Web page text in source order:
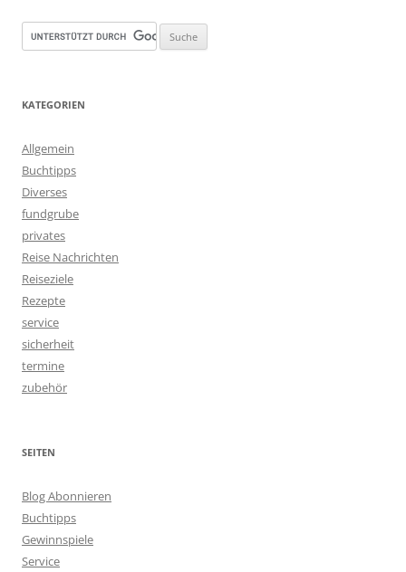
KATEGORIEN
Allgemein
Buchtipps
Diverses
fundgrube
privates
Reise Nachrichten
Reiseziele
Rezepte
service
sicherheit
termine
zubehör
SEITEN
Blog Abonnieren
Buchtipps
Gewinnspiele
Service